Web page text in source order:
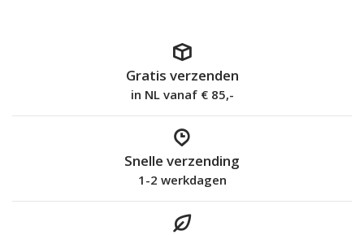
Gratis verzenden
in NL vanaf € 85,-
Snelle verzending
1-2 werkdagen